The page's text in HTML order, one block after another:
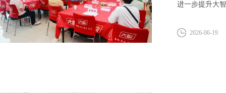
进一步提升大
2026-06-19